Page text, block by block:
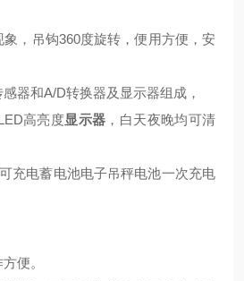
，吊钩360度旋转，便用方便，安
器和A/D转换器及显示器组成，
高亮度显示器 ，白天夜晚均可清
充电蓄电池电子吊秤电池一次充电
便。